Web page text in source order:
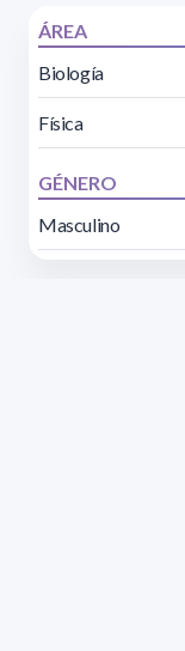
ÁREA
Biología
Física
GÉNERO
Masculino